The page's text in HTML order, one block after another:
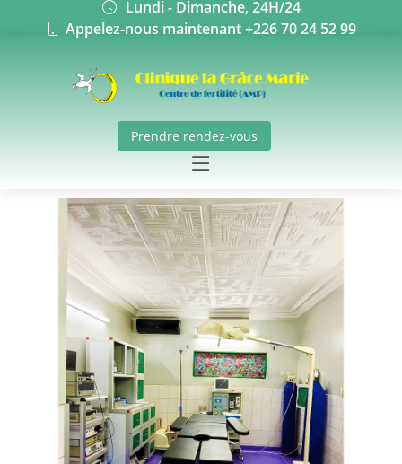
Lundi - Dimanche, 24H/24
Appelez-nous maintenant +226 70 24 52 99
Prendre rendez-vous